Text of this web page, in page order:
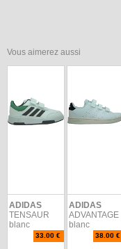
Vous aimerez aussi
ADIDAS
TENSAUR
blanc
33.00 €
ADIDAS
ADVANTAGE
blanc
38.00 €